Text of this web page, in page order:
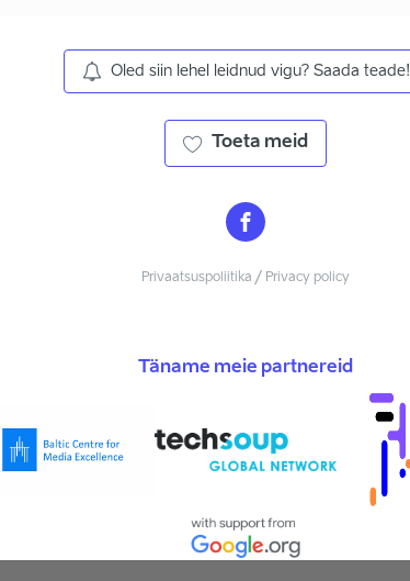
Oled siin lehel leidnud vigu? Saada teade!
Toeta meid
Privaatsuspoliitika / Privacy policy
Täname meie partnereid